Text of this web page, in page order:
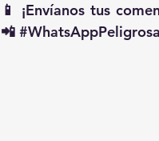
📱 ¡Envíanos tus
📲 #WhatsAppPeligrosa